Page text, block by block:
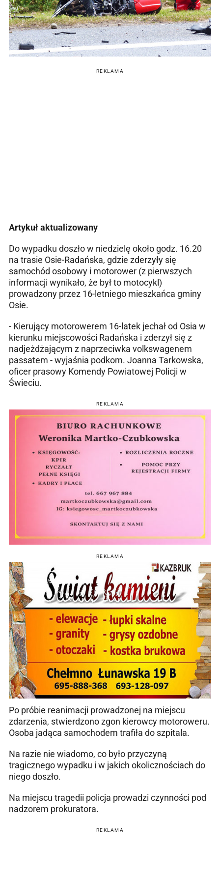
REKLAMA
Artykuł aktualizowany
Do wypadku doszło w niedzielę około godz. 16.20
na trasie Osie-Radańska, gdzie zderzyły się
samochód osobowy i motorower (z pierwszych
informacji wynikało, że był to motocykl)
prowadzony przez 16-letniego mieszkańca gminy
Osie.
- Kierujący motorowerem 16-latek jechał od Osia w
kierunku miejscowości Radańska i zderzył się z
nadjeżdżającym z naprzeciwka volkswagenem
passatem - wyjaśnia podkom. Joanna Tarkowska,
oficer prasowy Komendy Powiatowej Policji w
Świeciu.
REKLAMA
REKLAMA
Po próbie reanimacji prowadzonej na miejscu
zdarzenia, stwierdzono zgon kierowcy motoroweru.
Osoba jadąca samochodem trafiła do szpitala.
Na razie nie wiadomo, co było przyczyną
tragicznego wypadku i w jakich okolicznościach do
niego doszło.
Na miejscu tragedii policja prowadzi czynności pod
nadzorem prokuratora.
REKLAMA